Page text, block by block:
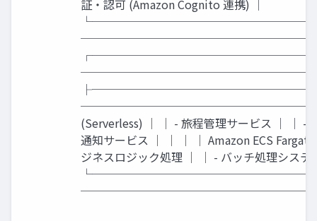
証・認可 (Amazon Cognito 連携) │
(Serverless) │ │ - 旅程管理サービス │ │ -
通知サービス │ │ │ │ Amazon ECS
ジネスロジック処理 │ │ - バッチ処理シス